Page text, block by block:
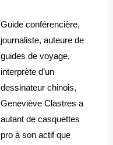
Guide conférencière,
journaliste, auteure de
guides de voyage,
interprète d’un
dessinateur chinois,
Geneviève Clastres a
autant de casquettes
pro à son actif que